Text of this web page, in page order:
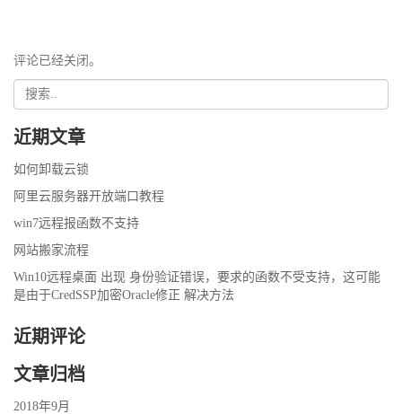
评论已经关闭。
近期文章
如何卸载云锁
阿里云服务器开放端口教程
win7远程报函数不支持
网站搬家流程
Win10远程桌面 出现 身份验证错误，要求的函数不受支持，这可能
是由于CredSSP加密Oracle修正 解决方法
近期评论
文章归档
2018年9月